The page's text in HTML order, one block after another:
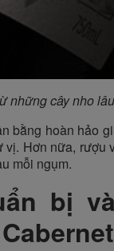
những cây nho
bằng hoàn hảo
Hơn nữa,
mỗi ngụm.
bị